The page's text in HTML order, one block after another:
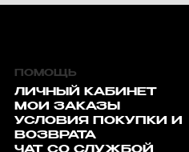
ПОМОЩЬ
ЛИЧНЫЙ КАБИНЕТ
МОИ ЗАКАЗЫ
УСЛОВИЯ ПОКУПКИ И
ВОЗВРАТА
ЧАТ СО СЛУЖБОЙ